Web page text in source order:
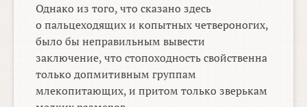
Однако из того, что сказано здесь
о пальцеходящих и копытных четвероногих,
было бы неправильным вывести
заключение, что стопоходность свойственна
только допмитивным группам
млекопитающих, и притом только зверькам